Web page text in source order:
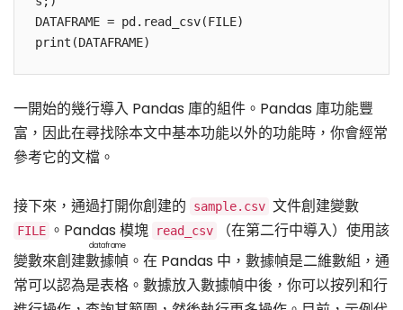
DATAFRAME = pd.read_csv(FILE)
print(DATAFRAME)
一開始的幾行導入 Pandas 庫的組件。Pandas 庫功能豐
富，因此在尋找除本文中基本功能以外的功能時，你會經常
參考它的文檔。
接下來，通過打開你創建的 sample.csv 文件創建變數
FILE 。Pandas 模塊 read_csv
（在第二行中導入）使用該
變數來創建數據幀
dataframe
。在 Pandas 中，數據幀是二維數組，通
常可以認為是表格。數據放入數據幀中後，你可以按列和行